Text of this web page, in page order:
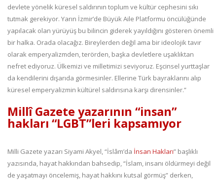
devlete yönelik küresel saldırının toplum ve kültür cephesini sıkı
tutmak gerekiyor. Yarın İzmir’de Büyük Aile Platformu öncülüğünde
yapılacak olan yürüyüş bu bilincin giderek yayıldığını gösteren önemli
bir halka. Orada olacağız. Bireylerden değil ama bir ideolojik tavır
olarak emperyalizmden, terörden, başka devletlere uşaklıktan
nefret ediyoruz. Ülkemizi ve milletimizi seviyoruz. Eşcinsel yurttaşlar
da kendilerini dışarıda görmesinler. Ellerine Türk bayraklarını alıp
küresel emperyalizmin kültürel saldırısına karşı dirensinler.”
Millî Gazete yazarının “insan”
hakları “LGBT”leri kapsamıyor
Milli Gazete yazarı Siyami Akyel, “İslâm’da İnsan Hakları” başlıklı
yazısında, hayat hakkından bahsedip, “İslam, insanı öldürmeyi değil
de yaşatmayı öncelemiş, hayat hakkını kutsal görmüş” derken,